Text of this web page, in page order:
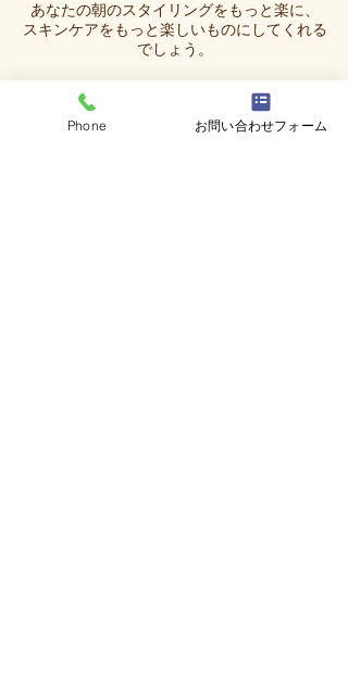
あなたの朝のスタイリングをもっと楽に、
スキンケアをもっと楽しいものにしてくれる
でしょう。
この「電子トリートメント」をご自宅でも使
Phone お問い合わせフォーム